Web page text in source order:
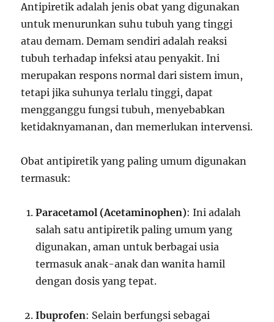
Antipiretik adalah jenis obat yang digunakan
untuk menurunkan suhu tubuh yang tinggi
atau demam. Demam sendiri adalah reaksi
tubuh terhadap infeksi atau penyakit. Ini
merupakan respons normal dari sistem imun,
tetapi jika suhunya terlalu tinggi, dapat
mengganggu fungsi tubuh, menyebabkan
ketidaknyamanan, dan memerlukan intervensi.
Obat antipiretik yang paling umum digunakan
termasuk:
Paracetamol (Acetaminophen): Ini adalah
salah satu antipiretik paling umum yang
digunakan, aman untuk berbagai usia
termasuk anak-anak dan wanita hamil
dengan dosis yang tepat.
Ibuprofen: Selain berfungsi sebagai